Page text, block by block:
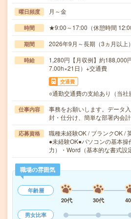
曜日頻度 月～金
時間 ★9:00～17:00（休憩時間
期間 2026年9月～長期（3ヵ月以上）
時給
1,280円【月収例】約188,000
7.00h×21日）+交通費
交通費
○通勤交通費の支給あり（当社
仕事内容
事務をお願いします。データ
封・仕分け、簡単な部署内会
応募資格
職種未経験OK / ブランクOK /
●未経験OK●パソコンの基本操
力）・Word（基本的な書式
職場の雰囲気
年齢層
20代
30代
男女比率